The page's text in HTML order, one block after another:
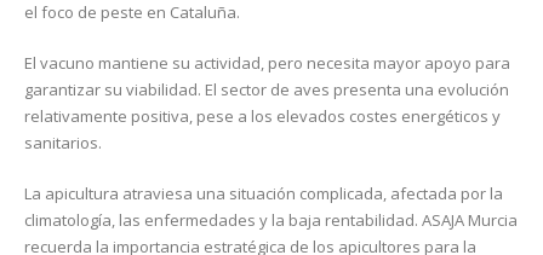
el foco de peste en Cataluña.
El vacuno mantiene su actividad, pero necesita mayor apoyo para
garantizar su viabilidad. El sector de aves presenta una evolución
relativamente positiva, pese a los elevados costes energéticos y
sanitarios.
La apicultura atraviesa una situación complicada, afectada por la
climatología, las enfermedades y la baja rentabilidad. ASAJA Murcia
recuerda la importancia estratégica de los apicultores para la